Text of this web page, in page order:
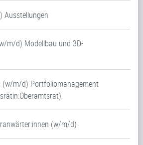
Ausstellungen
m/d) Modellbau und 3D-
(w/m/d) Portfoliomanagement
(w/m/d)